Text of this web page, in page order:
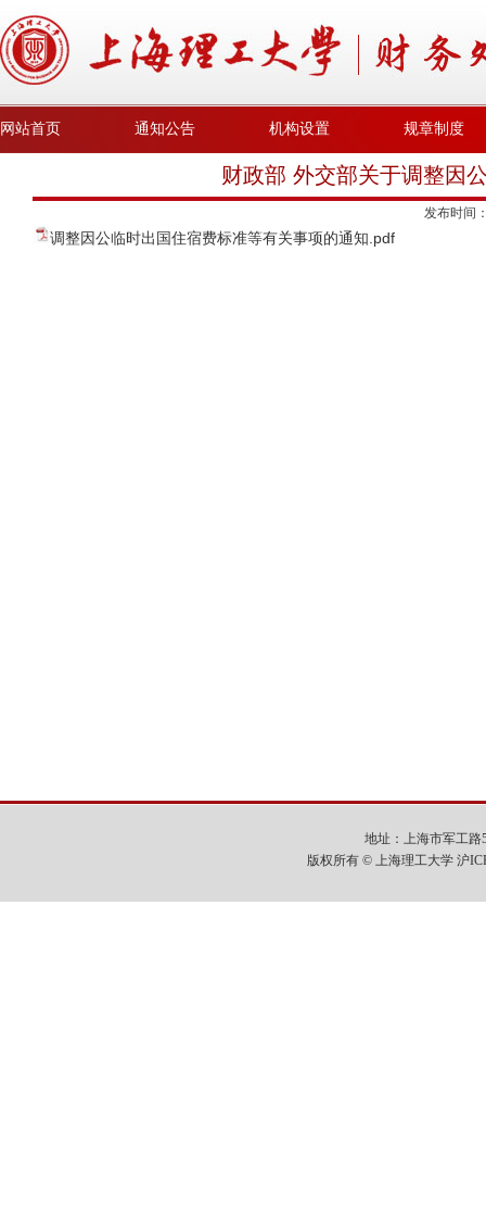
网站首页 通知公告 机构设置 规章制度
财政部 外交部关于调整因
发布时间
调整因公临时出国住宿费标准等有关事项的通知.pdf
地址：上海市军工路
版权所有 © 上海理工大学 沪